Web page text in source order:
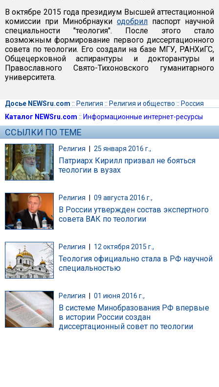
В октябре 2015 года президиум Высшей аттестационной
комиссии при Минобрнауки одобрил паспорт научной
специальности "теология". После этого стало
возможным формирование первого диссертационного
совета по теологии. Его создали на базе МГУ, РАНХиГС,
Общецерковной аспирантуры и докторантуры и
Православного Свято-Тихоновского гуманитарного
университета.
Досье NEWSru.com :: Религия :: Религия и общество :: Россия
Каталог NEWSru.com :: Информационные интернет-ресурсы
ССЫЛКИ ПО ТЕМЕ
Религия | 25 января 2016 г.,
Патриарх Кирилл призвал не бояться
теологии в вузах
Религия 09 августа 2016 г.,
В России утвержден состав экспертного
совета ВАК по теологии
Религия 12 октября 2015 г.,
Теология официально стала в РФ научной
специальностью
Религия 01 июня 2016 г.,
В системе Минобразования РФ впервые
в истории России создан
диссертационный совет по теологии